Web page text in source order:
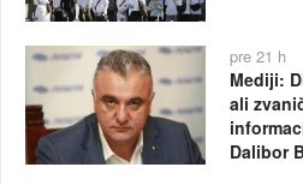
pre 21 h
Mediji:
ali
Dalibor